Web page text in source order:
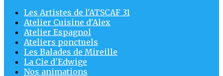
Les Artistes de l'ATSCAF 31
Atelier Cuisine d'Alex
Atelier Espagnol
Ateliers ponctuels
Les Balades de Mireille
La Cie d'Edwige
Nos animations